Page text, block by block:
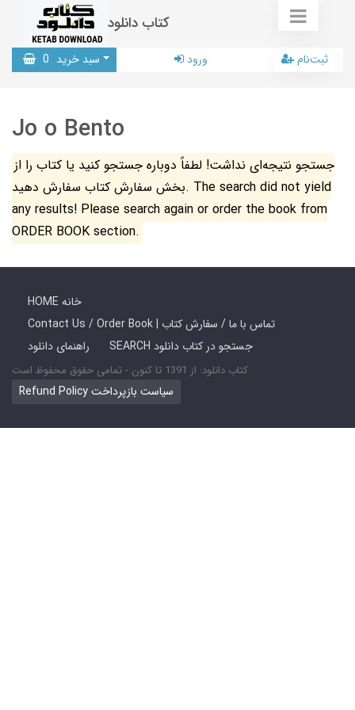
کتاب دانلود
سبد خرید 0 ورود ثبت‌نام
Jo o Bento
جستجو نتیجه‌ای نداشت! لطفاً دوباره جستجو کنید یا کتاب را از
بخش سفارش کتاب سفارش دهید. The search did not yield
any results! Please search again or order the book from
ORDER BOOK section.
HOME خانه
Contact Us / Order Book | تماس با ما / سفارش کتاب
راهنمای دانلود
SEARCH جستجو در کتاب دانلود
کتاب دانلود: از 1391 تا کنون - تمامی حقوق محفوظ است
Refund Policy سیاست بازپرداخت